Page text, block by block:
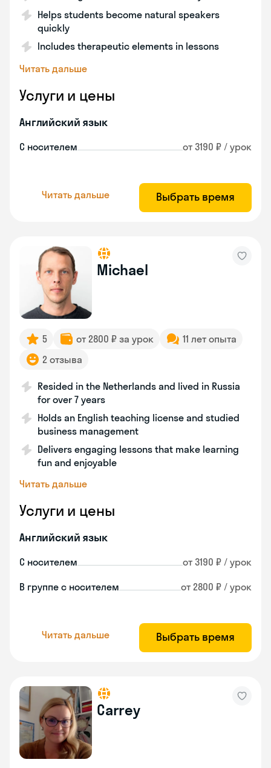
Helps students become natural speakers
quickly
Includes therapeutic elements in lessons
Читать дальше
Услуги и цены
Английский язык
С носителем от 3190 ₽ / урок
Читать дальше Выбрать время
Michael
5 от 2800 ₽ за урок
11 лет опыта
2 отзыва
Resided in the Netherlands and lived in Russia
for over 7 years
Holds an English teaching license and studied
business management
Delivers engaging lessons that make learning
fun and enjoyable
Читать дальше
Услуги и цены
Английский язык
С носителем от 3190 ₽ / урок
В группе с носителем от 2800 ₽ / урок
Читать дальше Выбрать время
Carrey